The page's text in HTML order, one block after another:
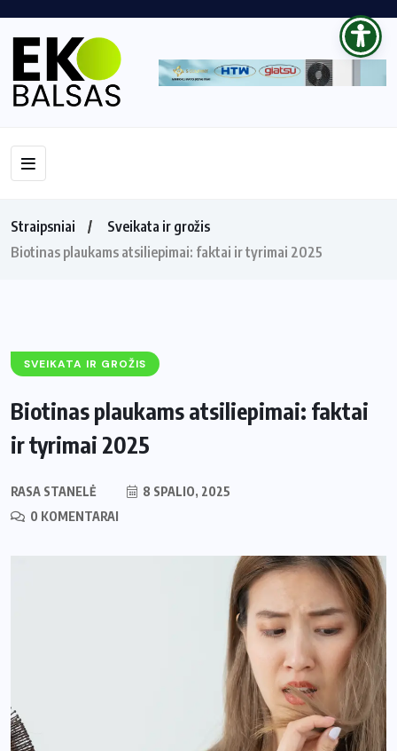
Straipsniai
Sveikata ir grožis
Biotinas plaukams atsiliepimai: faktai ir tyrimai 2025
SVEIKATA IR GROŽIS
Biotinas plaukams atsiliepimai: faktai
ir tyrimai 2025
RASA STANELĖ
8 SPALIO, 2025
0 KOMENTARAI